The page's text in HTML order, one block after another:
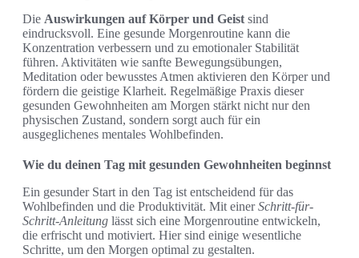
Die Auswirkungen auf Körper und Geist sind
eindrucksvoll. Eine gesunde Morgenroutine kann die
Konzentration verbessern und zu emotionaler Stabilität
führen. Aktivitäten wie sanfte Bewegungsübungen,
Meditation oder bewusstes Atmen aktivieren den Körper und
fördern die geistige Klarheit. Regelmäßige Praxis dieser
gesunden Gewohnheiten am Morgen stärkt nicht nur den
physischen Zustand, sondern sorgt auch für ein
ausgeglichenes mentales Wohlbefinden.
Wie du deinen Tag mit gesunden Gewohnheiten beginnst
Ein gesunder Start in den Tag ist entscheidend für das
Wohlbefinden und die Produktivität. Mit einerSchritt-für-
Schritt-Anleitung lässt sich eine Morgenroutine entwickeln,
die erfrischt und motiviert. Hier sind einige wesentliche
Schritte, um den Morgen optimal zu gestalten.